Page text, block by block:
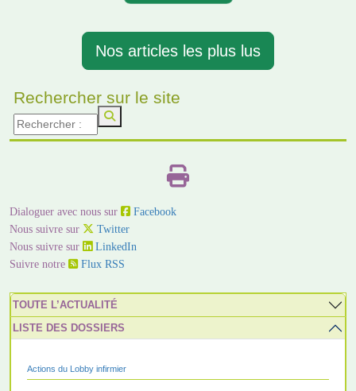
Nos articles les plus lus
Rechercher sur le site
Dialoguer avec nous sur
Facebook
Nous suivre sur
Twitter
Nous suivre sur
LinkedIn
Suivre notre
Flux RSS
TOUTE L’ACTUALITÉ
LISTE DES DOSSIERS
Actions du Lobby infirmier